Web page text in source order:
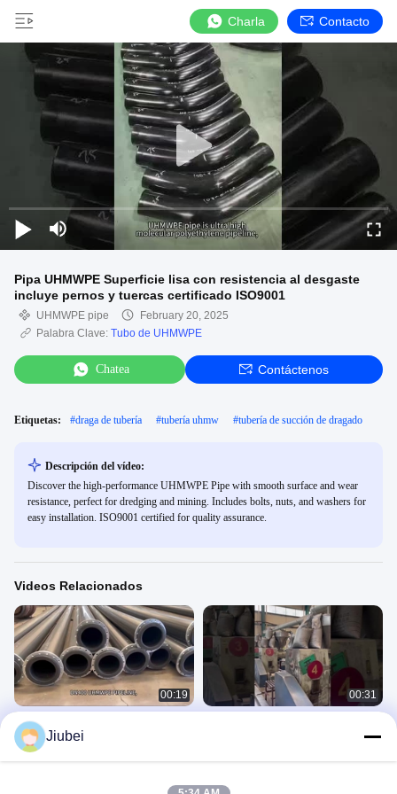
Charla Contacto
Pipa UHMWPE Superficie lisa con resistencia al desgaste
incluye pernos y tuercas certificado ISO9001
UHMWPE pipe
February 20, 2025
Palabra Clave: Tubo de UHMWPE
Chatea Contáctenos
Etiquetas: #draga de tubería #tubería uhmw #tubería de succión de dragado
Descripción del vídeo:
Discover the high-performance UHMWPE Pipe with smooth surface and wear
resistance, perfect for dredging and mining. Includes bolts, nuts, and washers for
easy installation. ISO9001 certified for quality assurance.
Videos Relacionados
00:19
Línea de descarga de aguas
residuales de UHMWPE con flancos
UHMWPE Pipe
00:31
Jiubei